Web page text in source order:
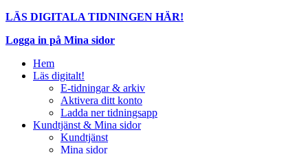
LÄS DIGITALA TIDNINGEN HÄR!
Logga in på Mina sidor
Hem
Läs digitalt!
E-tidningar & arkiv
Aktivera ditt konto
Ladda ner tidningsapp
Kundtjänst & Mina sidor
Kundtjänst
Mina sidor